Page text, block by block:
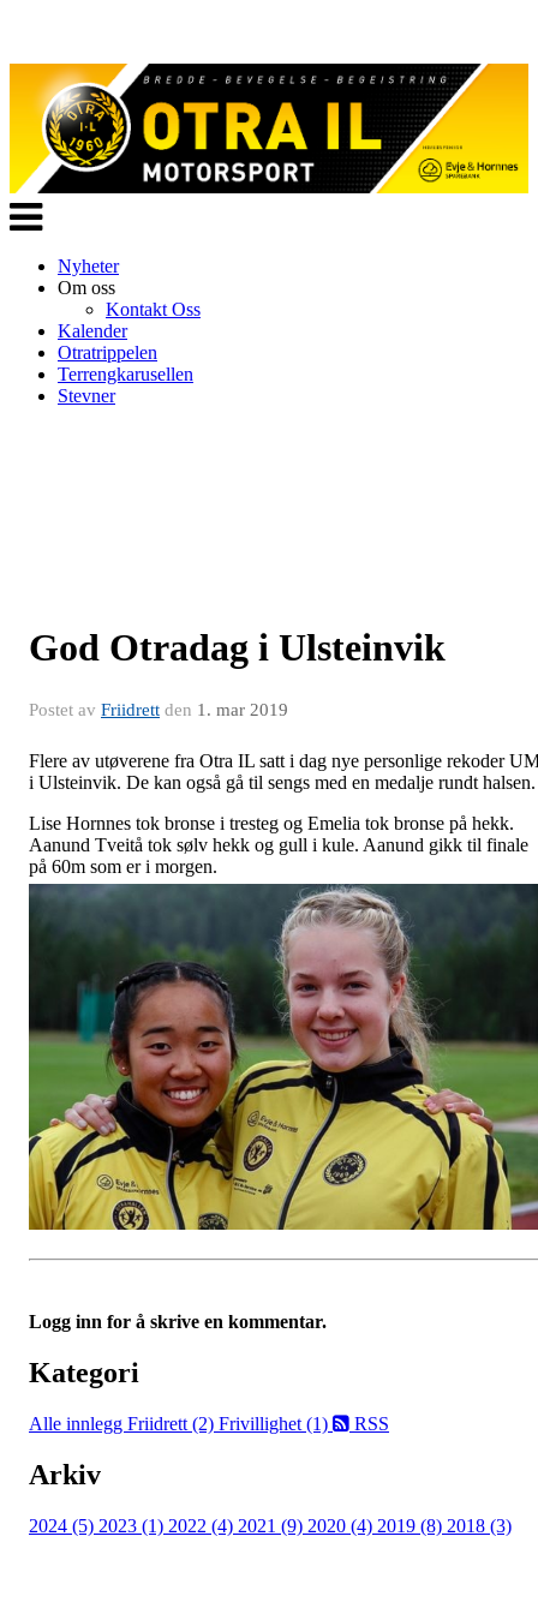
Veksle
navigasjon
Nyheter
Om oss
Kontakt Oss
Kalender
Otratrippelen
Terrengkarusellen
Stevner
God Otradag i Ulsteinvik
Postet av Friidrett den 1. mar 2019
Flere av utøverene fra Otra IL satt i dag nye personlige rekoder
i Ulsteinvik. De kan også gå til sengs med en medalje rundt halsen.
Lise Hornnes tok bronse i tresteg og Emelia tok bronse på hekk.
Aanund Tveitå tok sølv hekk og gull i kule. Aanund gikk til finale
på 60m som er i morgen.
Logg inn for å skrive en kommentar.
Kategori
Alle innlegg Friidrett (2) Frivillighet (1) RSS
Arkiv
2024 (5) 2023 (1) 2022 (4) 2021 (9) 2020 (4) 2019 (8) 2018 (3)